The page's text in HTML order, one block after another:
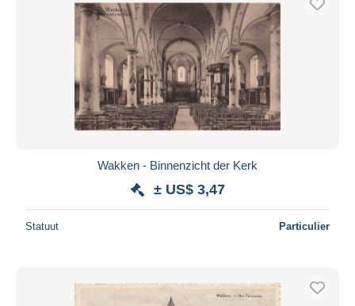
Wakken - Binnenzicht der Kerk
± US$ 3,47
Statuut Particulier